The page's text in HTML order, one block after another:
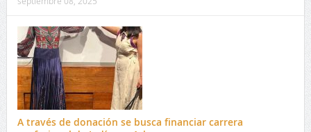
A través de donación se busca financiar carrera